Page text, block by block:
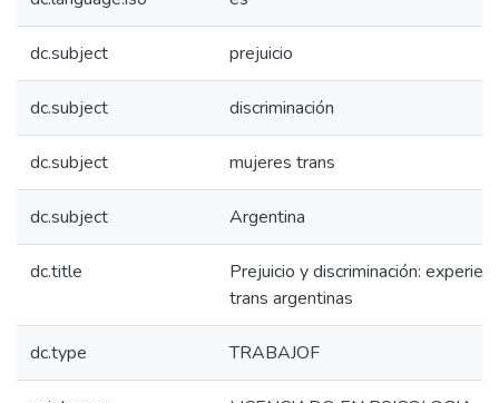
dc.subject prejuicio
dc.subject discriminación
dc.subject mujeres trans
dc.subject Argentina
dc.title
Prejuicio y discriminación:
trans argentinas
dc.type TRABAJOF